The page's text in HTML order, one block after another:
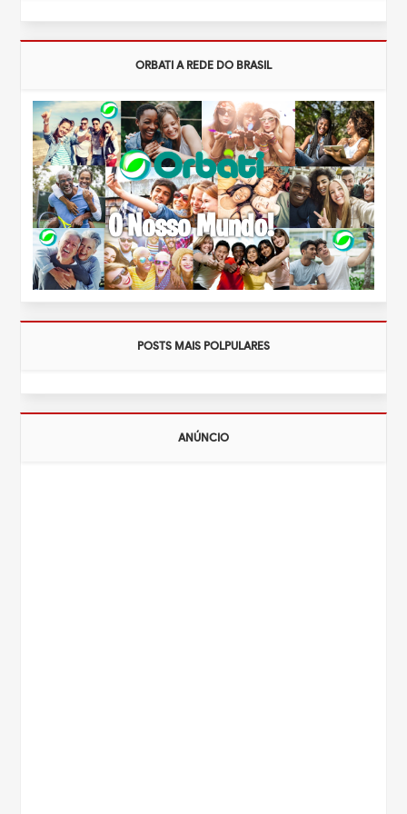
ORBATI A REDE DO BRASIL
POSTS MAIS POLPULARES
ANÚNCIO